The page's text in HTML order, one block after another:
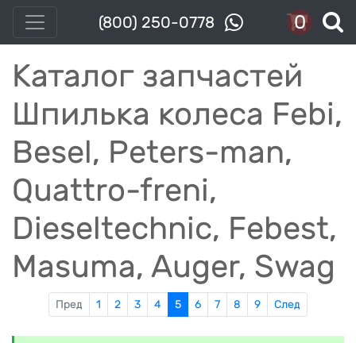
(800) 250-0778 0
Каталог запчастей
Шпилька колеса Febi,
Besel, Peters-man,
Quattro-freni,
Dieseltechnic, Febest,
Masuma, Auger, Swag
Пред 1 2 3 4 5 6 7 8 9 След